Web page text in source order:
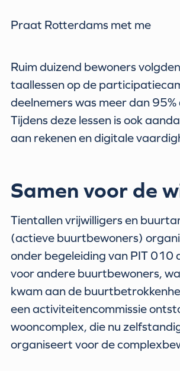
Praat Rotterdams met me
Ruim duizend bewoners
taallessen op de
deelnemers was meer dan
Tijdens deze lessen is ook
aan rekenen en digitale
Samen voor de
Tientallen vrijwilligers en
(actieve buurtbewoners)
onder begeleiding van PIT 010
voor andere buurtbewoners,
kwam aan de
een activiteitencommissie
wooncomplex, die nu
organiseert voor de